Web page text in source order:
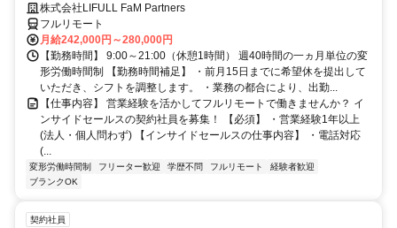
有 株式会社LIFULL FaM Partners
フルリモート
月給242,000円～280,000円
【勤務時間】 9:00～21:00（休憩1時間） 週40時間の一ヵ月単位の変
形労働時間制 【勤務時間補足】 ・前月15日までに希望休を提出して
いただき、シフトを調整します。 ・業務の都合により、出勤...
【仕事内容】 営業経験を活かしてフルリモートで働きませんか？ イ
ンサイドセールスの契約社員を募集！ 【必須】 ・営業経験1年以上
(法人・個人問わず) 【インサイドセールスの仕事内容】 ・電話対応
(...
変形労働時間制 フリーター歓迎 学歴不問 フルリモート
経験者歓迎
ブランクOK
契約社員